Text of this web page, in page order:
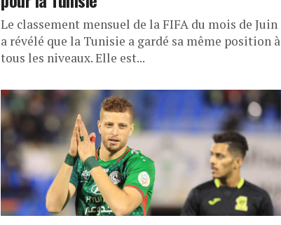
Le classement mensuel de la FIFA du mois de Juin
a révélé que la Tunisie a gardé sa même position à
tous les niveaux. Elle est...